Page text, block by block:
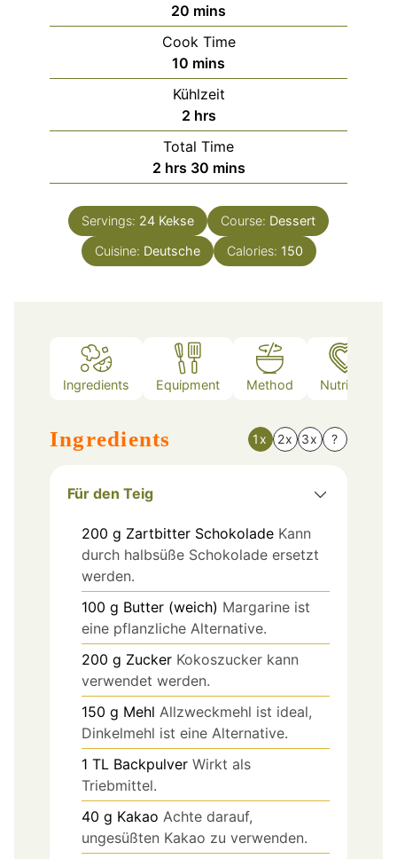
20 minutes
mins
Cook Time
10 minutes
mins
Kühlzeit
2hours
hrs
Total Time
2hours
hrs 30minutes
mins
Servings: 24 Kekse Course: Dessert
Cuisine: Deutsche Calories: 150
Ingredients Equipment Method Nutrition
Ingredients 1x 2x 3x ?
Für den Teig
200 g Zartbitter Schokolade Kann
durch halbsüße Schokolade ersetzt
werden.
100 g Butter (weich) Margarine ist
eine pflanzliche Alternative.
200 g Zucker Kokoszucker kann
verwendet werden.
150 g Mehl Allzweckmehl ist ideal,
Dinkelmehl ist eine Alternative.
1 TL Backpulver Wirkt als
Triebmittel.
40 g Kakao Achte darauf,
ungesüßten Kakao zu verwenden.